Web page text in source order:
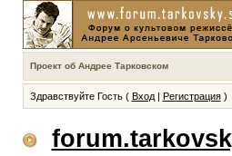
Проект об Андрее Тарковском
Здравствуйте Гость ( Вход| Регистрация)